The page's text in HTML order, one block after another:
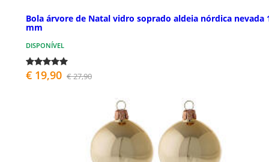
Bola árvore de Natal vidro soprado aldeia nórdica nevada
mm
DISPONÍVEL
€ 19,90 € 27,90